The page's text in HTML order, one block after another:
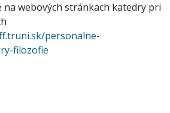
na webových stránkach katedry pri
personalne-
filozofie